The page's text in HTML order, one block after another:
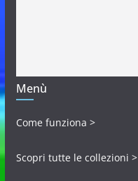
Menù
Come funziona >
Scopri tutte le collezioni >